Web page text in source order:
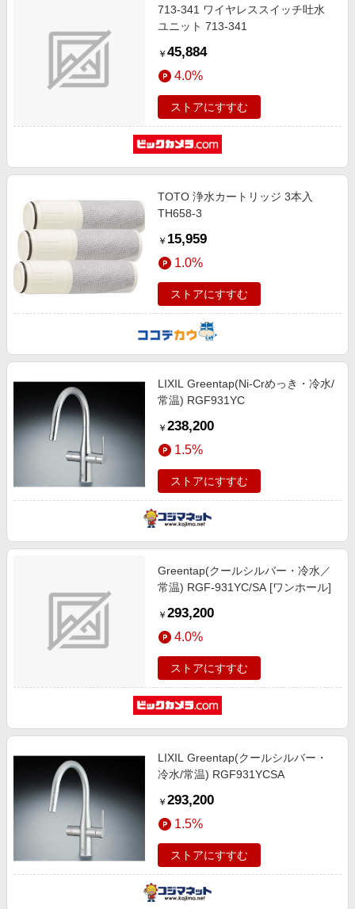
713-341 ワイヤレススイッチ吐水
ユニット 713-341
￥ 45,884
4.0%
ストアにすすむ
TOTO 浄水カートリッジ 3本入
TH658-3
￥ 15,959
1.0%
ストアにすすむ
LIXIL Greentap(Ni-Crめっき・冷水/
常温) RGF931YC
￥ 238,200
1.5%
ストアにすすむ
Greentap(クールシルバー・冷水／
常温) RGF-931YC/SA [ワンホール]
￥ 293,200
4.0%
ストアにすすむ
LIXIL Greentap(クールシルバー・
冷水/常温) RGF931YCSA
￥ 293,200
1.5%
ストアにすすむ